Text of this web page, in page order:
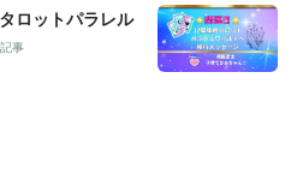
複数占術による解決策】 【親子鑑定】
の悩み相談】
【ママへの♡パラレル
物(才能)鑑定】
ロットパラレル
記事